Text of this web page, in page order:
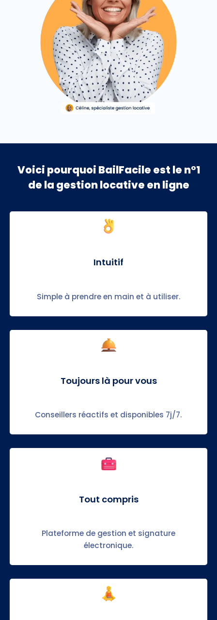
Voici pourquoi BailFacile est le n°1
de la gestion locative en ligne
Intuitif
Simple à prendre en main et à utiliser.
Toujours là pour vous
Conseillers réactifs et disponibles 7j/7.
Tout compris
Plateforme de gestion et signature
électronique.